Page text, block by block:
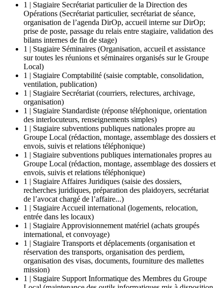
1 | Stagiaire Secrétariat particulier de la Direction des
Opérations (Secrétariat particulier, secrétariat de séance,
organisation de l’agenda DirOp, accueil interne sur DirOp;
prise de poste, passage du relais entre stagiaire, validation des
bilans internes de fin de stage)
1 | Stagiaire Séminaires (Organisation, accueil et assistance
sur toutes les réunions et séminaires organisés sur le Groupe
Local)
1 | Stagiaire Comptabilité (saisie comptable, consolidation,
ventilation, publication)
1 | Stagiaire Secrétariat (courriers, relectures, archivage,
organisation)
1 | Stagiaire Standardiste (réponse téléphonique, orientation
des interlocuteurs, renseignements simples)
1 | Stagiaire subventions publiques nationales propre au
Groupe Local (rédaction, montage, assemblage des dossiers et
envois, suivis et relations téléphonique)
1 | Stagiaire subventions publiques internationales propres au
Groupe Local (rédaction, montage, assemblage des dossiers et
envois, suivis et relations téléphonique)
1 | Stagiaire Affaires Juridiques (saisie des dossiers,
recherches juridiques, préparation des plaidoyers, secrétariat
de l’avocat chargé de l’affaire...)
1 | Stagiaire Accueil international (logements, relocation,
entrée dans les locaux)
1 | Stagiaire Approvisionnement matériel (achats groupés
international, et convoyage)
1 | Stagiaire Transports et déplacements (organisation et
réservation des transports, organisation des perdiem,
organisation des visas, documents, fourniture des mallettes
mission)
1 | Stagiaire Support Informatique des Membres du Groupe